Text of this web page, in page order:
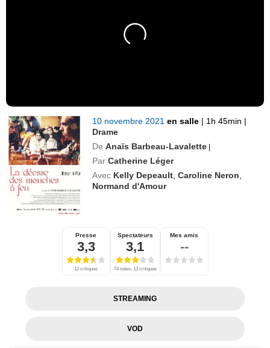
10 novembre 2021en salle | 1h 45min |
Drame
De Anaïs Barbeau-Lavalette |
Par Catherine Léger
Avec Kelly Depeault ,Caroline Neron
Normand d'Amour
Presse
3,3
12 critiques
Spectateurs
3,1
74 notes, 13 critiques
Mes amis
--
STREAMING
VOD